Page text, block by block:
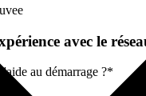
avec le
au démarrage ?*